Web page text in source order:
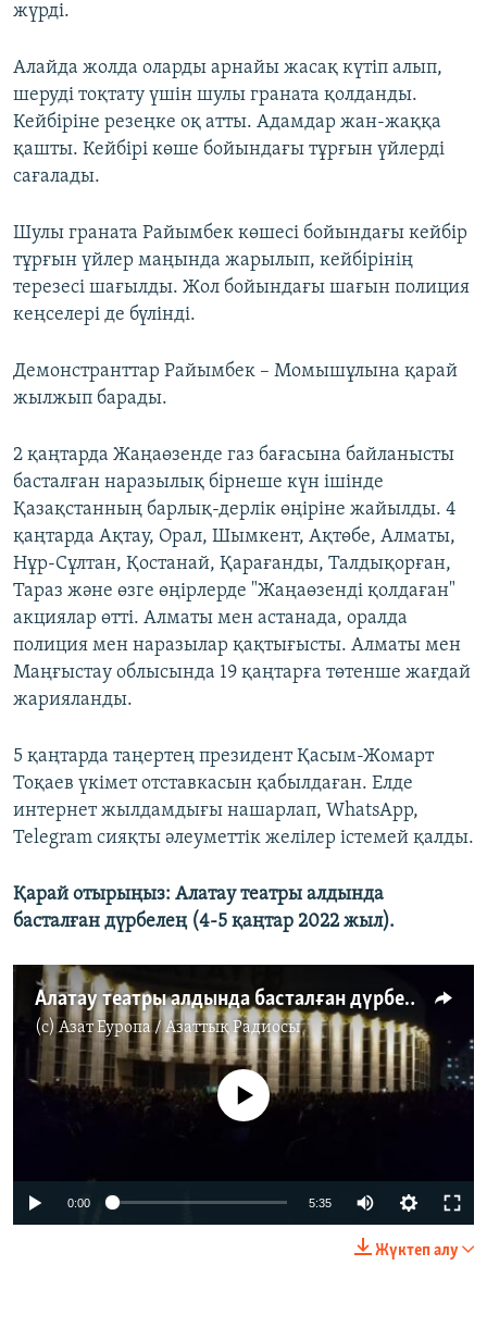
жүрді.
Алайда жолда оларды арнайы жасақ күтіп алып,
шеруді тоқтату үшін шулы граната қолданды.
Кейбіріне резеңке оқ атты. Адамдар жан-жаққа
қашты. Кейбірі көше бойындағы тұрғын үйлерді
сағалады.
Шулы граната Райымбек көшесі бойындағы кейбір
тұрғын үйлер маңында жарылып, кейбірінің
терезесі шағылды. Жол бойындағы шағын полиция
кеңселері де бүлінді.
Демонстранттар Райымбек – Момышұлына қарай
жылжып барады.
2 қаңтарда Жаңаөзенде газ бағасына байланысты
басталған наразылық бірнеше күн ішінде
Қазақстанның барлық-дерлік өңіріне жайылды. 4
қаңтарда Ақтау, Орал, Шымкент, Ақтөбе, Алматы,
Нұр-Сұлтан, Қостанай, Қарағанды, Талдықорған,
Тараз және өзге өңірлерде "Жаңаөзенді қолдаған"
акциялар өтті. Алматы мен астанада, оралда
полиция мен наразылар қақтығысты. Алматы мен
Маңғыстау облысында 19 қаңтарға төтенше жағдай
жарияланды.
5 қаңтарда таңертең президент Қасым-Жомарт
Тоқаев үкімет отставкасын қабылдаған. Елде
интернет жылдамдығы нашарлап, WhatsApp,
Telegram сияқты әлеуметтік желілер істемей қалды.
Қарай отырыңыз: Алатау театры алдында
басталған дүрбелең (4-5 қаңтар 2022 жыл).
Алатау театры алдында басталған дүрбелең
(c)Азат Еуропа / Азаттық Радиосы
No media source currently available
0:00 5:35
Жүктеп алу